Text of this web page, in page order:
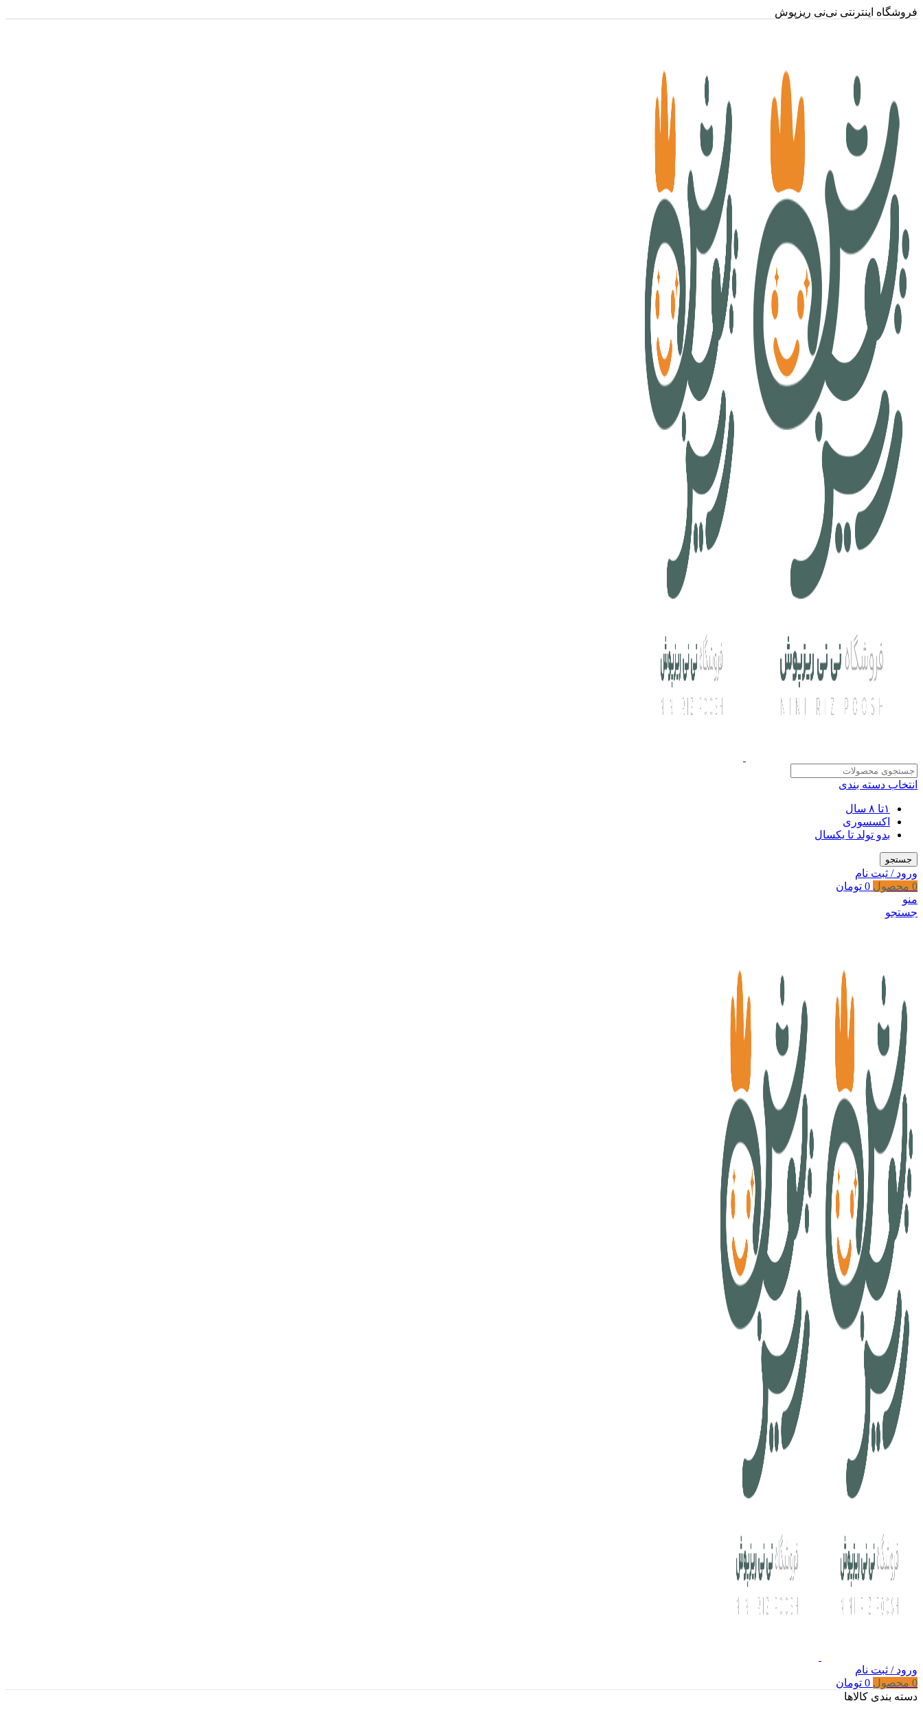
فروشگاه اینترنتی نی‌نی ریزپوش
انتخاب دسته بندی
۱تا ۸ سال
اکسسوری
بدو تولد تا یکسال
جستجو
ورود / ثبت نام
0 محصول 0 تومان
منو
جستجو
ورود / ثبت نام
0 محصول 0 تومان
دسته بندی کالاها